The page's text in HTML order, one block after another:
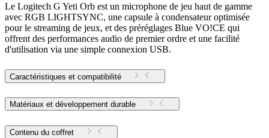
Le Logitech G Yeti Orb est un microphone de jeu haut de gamme
avec RGB LIGHTSYNC, une capsule à condensateur optimisée
pour le streaming de jeux, et des préréglages Blue VO!CE qui
offrent des performances audio de premier ordre et une facilité
d'utilisation via une simple connexion USB.
Caractéristiques et compatibilité
Matériaux et développement durable
Contenu du coffret